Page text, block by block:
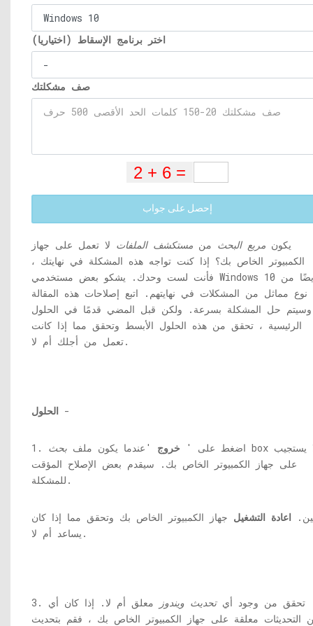
اختر برنامج الإسقاط (اختياريا)
صف مشكلتك
إحصل على جواب
يكون مربع البحث من مستكشف الملفات لا تعمل على جهاز
الكمبيوتر الخاص بك؟ إذا كنت تواجه هذه المشكلة في نهايتك ،
فأنت لست وحدك. يشكو بعض مستخدمي Windows 10 أيضًا من
نوع مماثل من المشكلات في نهايتهم. اتبع إصلاحات هذه المقالة
وسيتم حل المشكلة بسرعة. ولكن قبل المضي قدمًا في الحلول
الرئيسية ، تحقق من هذه الحلول الأبسط وتحقق مما إذا كانت
تعمل من أجلك أم لا.
الحلول -
1. اضغط على ' خروج 'عندما يكون ملف بحث
box لا يستجيب
على جهاز الكمبيوتر الخاص بك. سيقدم بعض الإصلاح المؤقت
للمشكلة.
اعادة التشغيل جهاز الكمبيوتر الخاص بك وتحقق مما إذا كان
يساعد أم لا.
3. تحقق من وجود أيتحديث ويندوز
معلق أم لا. إذا كان أي
التحديثات معلقة على جهاز الكمبيوتر الخاص بك ، فقم بتحديث